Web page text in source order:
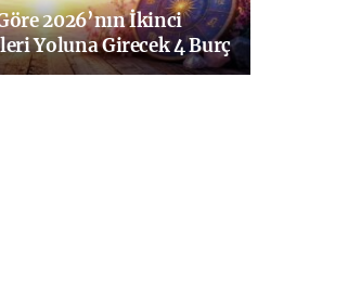
2026’nın İkinci
Yoluna Girecek 4 Burç